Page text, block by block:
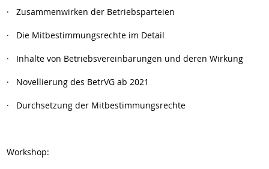
· Zusammenwirken der Betriebsparteien
· Die Mitbestimmungsrechte im Detail
· Inhalte von Betriebsvereinbarungen und deren Wirkung
· Novellierung des BetrVG ab 2021
· Durchsetzung der Mitbestimmungsrechte
Workshop: